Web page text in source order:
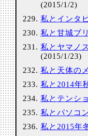
(2015/1/2)
私とインタ
私と甘城ブ
私とヤマノ
(2015/1/23)
私と天体の
私と2014年
私とテンシ
私とパソコ
私と2015年